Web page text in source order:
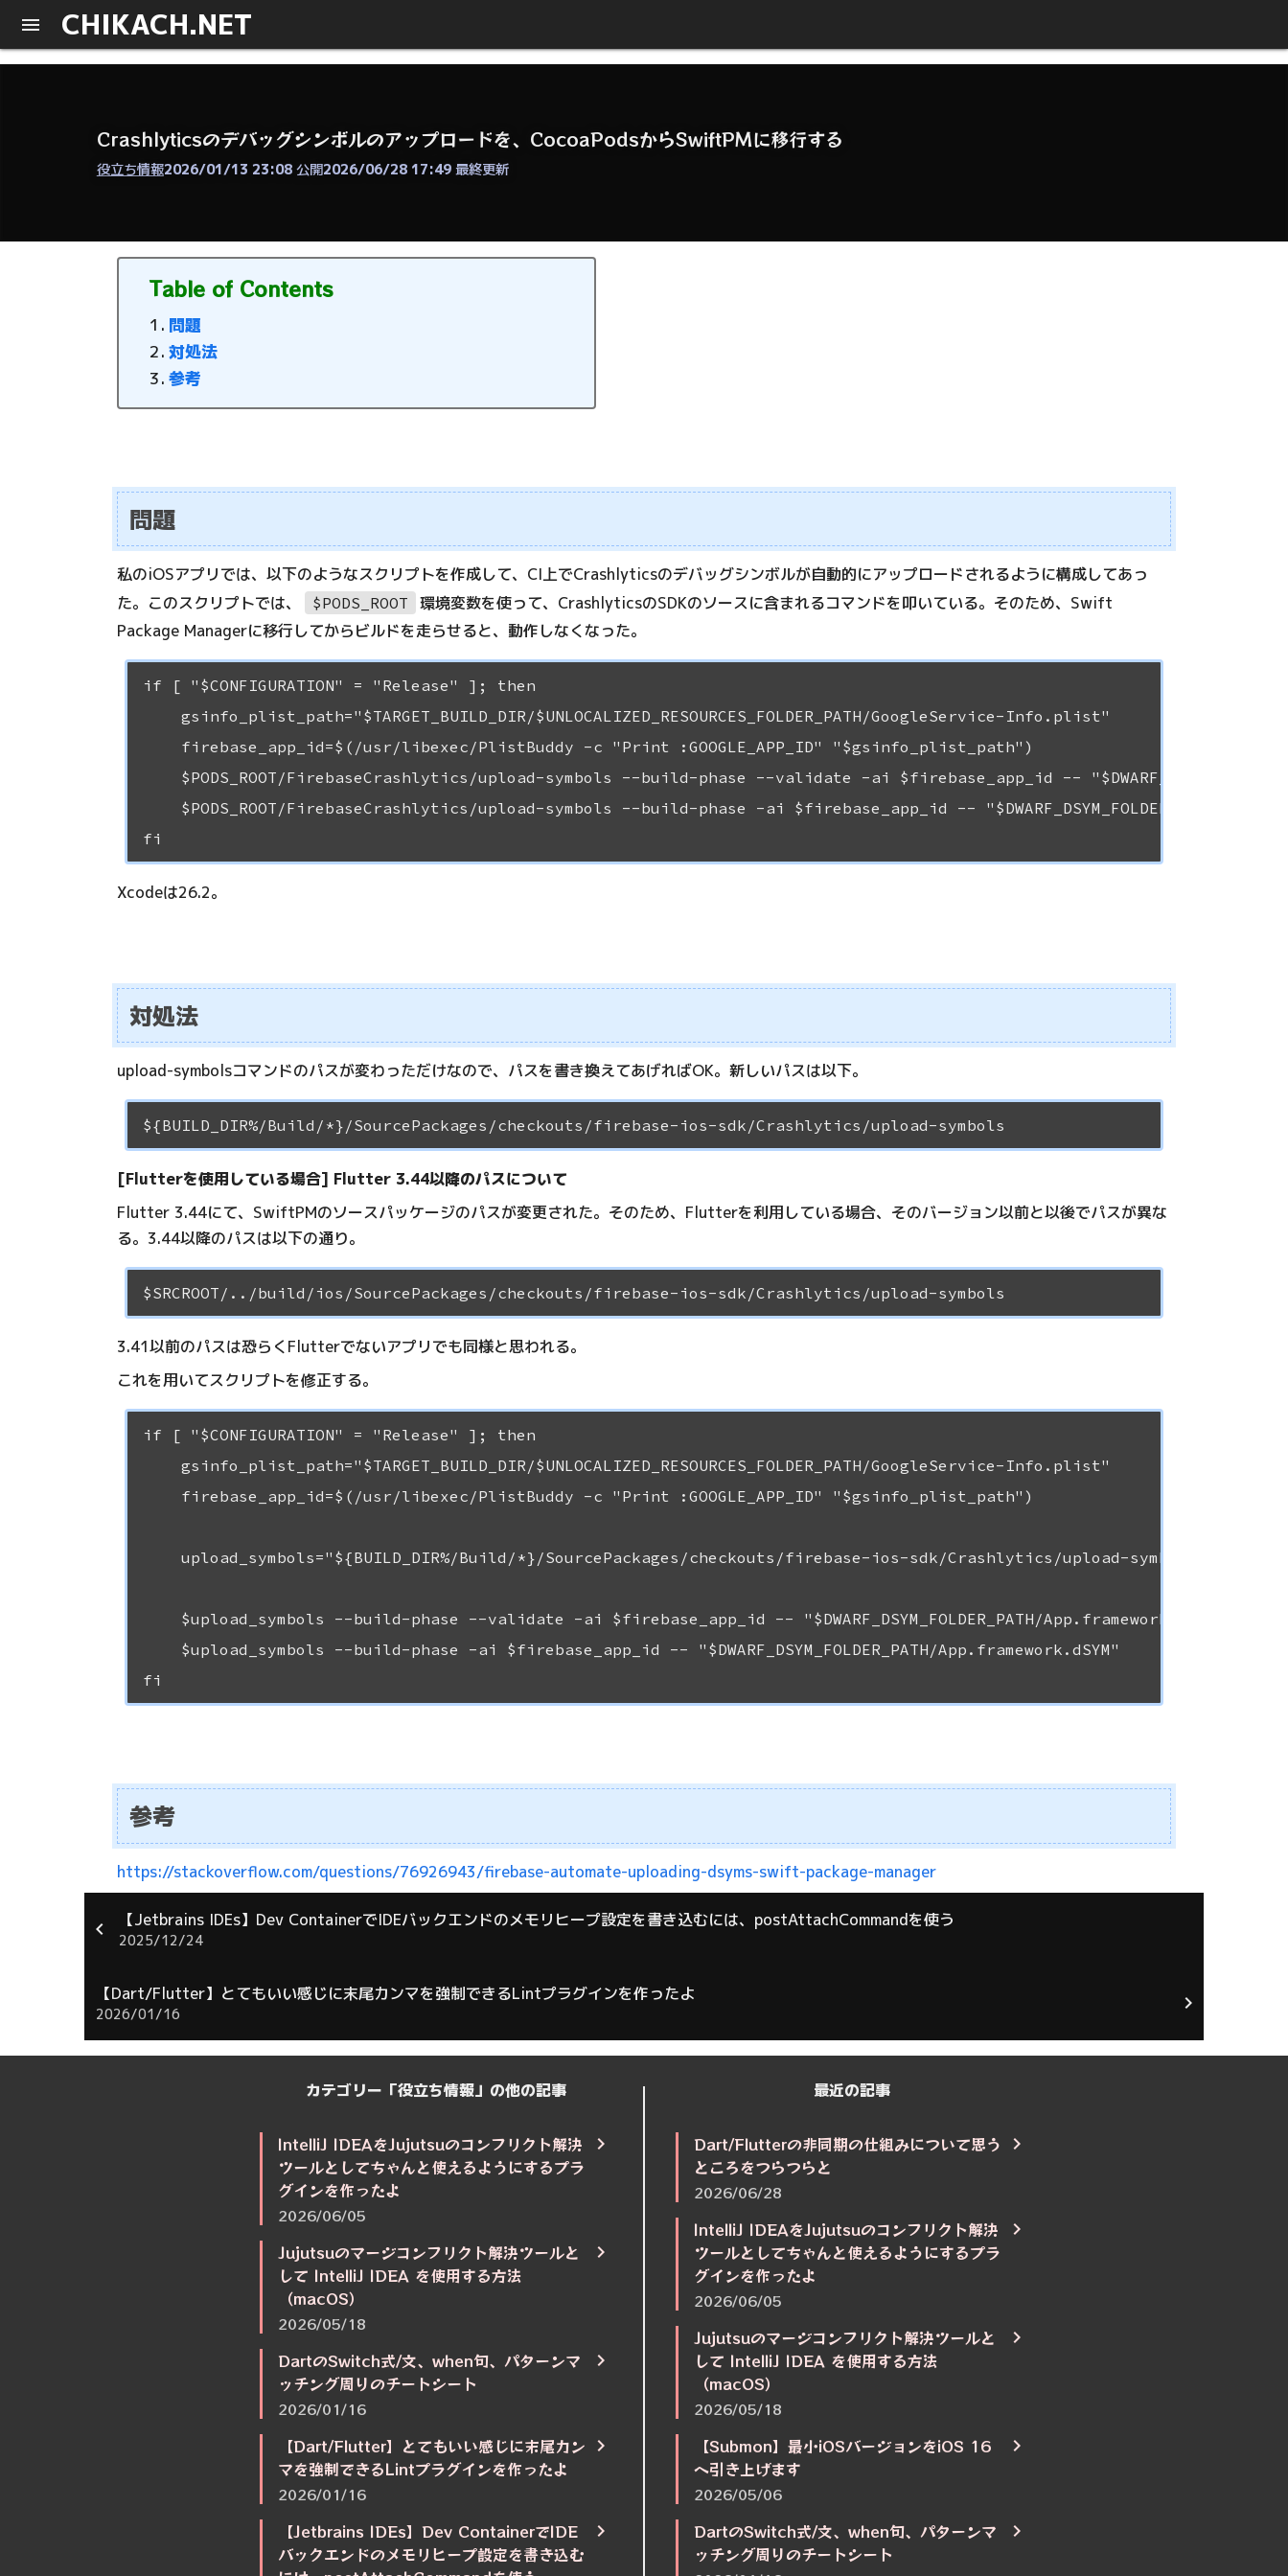
CHIKACH.NET
Crashlyticsのデバッグシンボルのアップロードを、CocoaPodsからSwiftPMに移行する
役立ち情報2026/01/13 23:08 公開2026/06/28 17:49 最終更新
Table of Contents
問題
対処法
参考
問題
私のiOSアプリでは、以下のようなスクリプトを作成して、CI上でCrashlyticsのデバッグシンボルが自動的にアップロードされるように構成してあっ
た。このスクリプトでは、
$PODS_ROOT
環境変数を使って、CrashlyticsのSDKのソースに含まれるコマンドを叩いている。そのため、Swift
Package Managerに移行してからビルドを走らせると、動作しなくなった。
if [ "$CONFIGURATION" = "Release" ]; then
    gsinfo_plist_path="$TARGET_BUILD_DIR/$UNLOCALIZED_RESOURCES_FOLDER_PATH/GoogleService-Info.plist"
    firebase_app_id=$(/usr/libexec/PlistBuddy -c "Print :GOOGLE_APP_ID" "$gsinfo_plist_path")
$PODS_ROOT/FirebaseCrashlytics/upload-symbols --build-phase --validate -ai $firebase_app_id --
$PODS_ROOT/FirebaseCrashlytics/upload-symbols --build-phase -ai $firebase_app_id -- "$DWARF_DSYM_FOLDER_PATH/
Xcodeは26.2。
対処法
upload-symbolsコマンドのパスが変わっただけなので、パスを書き換えてあげればOK。新しいパスは以下。
[Flutterを使用している場合] Flutter 3.44以降のパスについて
Flutter 3.44にて、SwiftPMのソースパッケージのパスが変更された。そのため、Flutterを利用している場合、そのバージョン以前と以後でパスが異な
る。3.44以降のパスは以下の通り。
3.41以前のパスは恐らくFlutterでないアプリでも同様と思われる。
これを用いてスクリプトを修正する。
if [ "$CONFIGURATION" = "Release" ]; then
    gsinfo_plist_path="$TARGET_BUILD_DIR/$UNLOCALIZED_RESOURCES_FOLDER_PATH/GoogleService-Info.plist"
    firebase_app_id=$(/usr/libexec/PlistBuddy -c "Print :GOOGLE_APP_ID" "$gsinfo_plist_path")
    upload_symbols="${BUILD_DIR%/Build/*}/SourcePackages/checkouts/firebase-ios-sdk/Crashlytics/upload-symbols"
    $upload_symbols --build-phase --validate -ai $firebase_app_id -- "$DWARF_DSYM_FOLDER_PATH/App.framework.dSYM"
    $upload_symbols --build-phase -ai $firebase_app_id -- "$DWARF_DSYM_FOLDER_PATH/App.framework.dSYM"
参考
https://stackoverflow.com/questions/76926943/firebase-automate-uploading-dsyms-swift-package-manager
【Jetbrains IDEs】Dev ContainerでIDEバックエンドのメモリヒープ設定を書き込むには、postAttachCommandを使う
2025/12/24
【Dart/Flutter】とてもいい感じに末尾カンマを強制できるLintプラグインを作ったよ
2026/01/16
カテゴリー「役立ち情報」の他の記事
IntelliJ IDEAをJujutsuのコンフリクト解決
ツールとしてちゃんと使えるようにするプラ
グインを作ったよ
2026/06/05
Jujutsuのマージコンフリクト解決ツールと
して IntelliJ IDEA を使用する方法
（macOS）
2026/05/18
DartのSwitch式/文、when句、パターンマ
ッチング周りのチートシート
2026/01/16
【Dart/Flutter】とてもいい感じに末尾カン
マを強制できるLintプラグインを作ったよ
2026/01/16
【Jetbrains IDEs】Dev ContainerでIDE
バックエンドのメモリヒープ設定を書き込む
最近の記事
Dart/Flutterの非同期の仕組みについて思う
ところをつらつらと
2026/06/28
IntelliJ IDEAをJujutsuのコンフリクト解決
ツールとしてちゃんと使えるようにするプラ
グインを作ったよ
2026/06/05
Jujutsuのマージコンフリクト解決ツールと
して IntelliJ IDEA を使用する方法
（macOS）
2026/05/18
【Submon】最小iOSバージョンをiOS 16
へ引き上げます
2026/05/06
DartのSwitch式/文、when句、パターンマ
ッチング周りのチートシート